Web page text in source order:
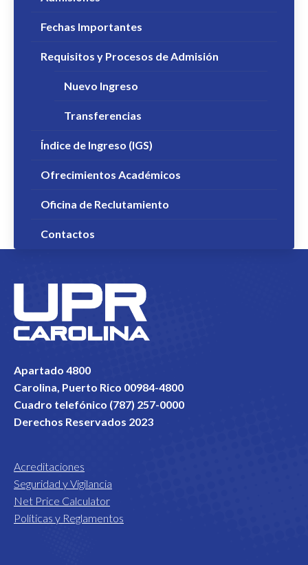
Fechas Importantes
Requisitos y Procesos de Admisión
Nuevo Ingreso
Transferencias
Índice de Ingreso (IGS)
Ofrecimientos Académicos
Oficina de Reclutamiento
Contactos
Apartado 4800
Carolina, Puerto Rico 00984-4800
Cuadro telefónico (787) 257-0000
Derechos Reservados 2023
Acreditaciones
Seguridad y Vigilancia
Net Price Calculator
Políticas y Reglamentos